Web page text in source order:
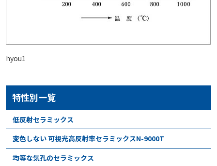
hyou1
特性別一覧
低反射セラミックス
変色しない 可視光高反射率セラミックスN-9000T
均等な気孔のセラミックス